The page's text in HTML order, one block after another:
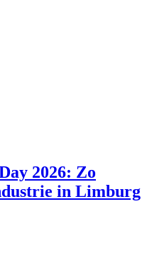
2026: Zo
in Limburg